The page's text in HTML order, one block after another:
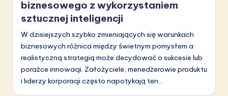
a
t
e
s
t
in
biznesowego z wykorzystaniem
sztucznej inteligencji
W dzisiejszych szybko zmieniających się warunkach
biznesowych różnica między świetnym pomysłem a
realistyczną strategią może decydować o sukcesie lub
porażce innowacji. Założyciele, menedżerowie produktu
i liderzy korporacji często napotykają ten…